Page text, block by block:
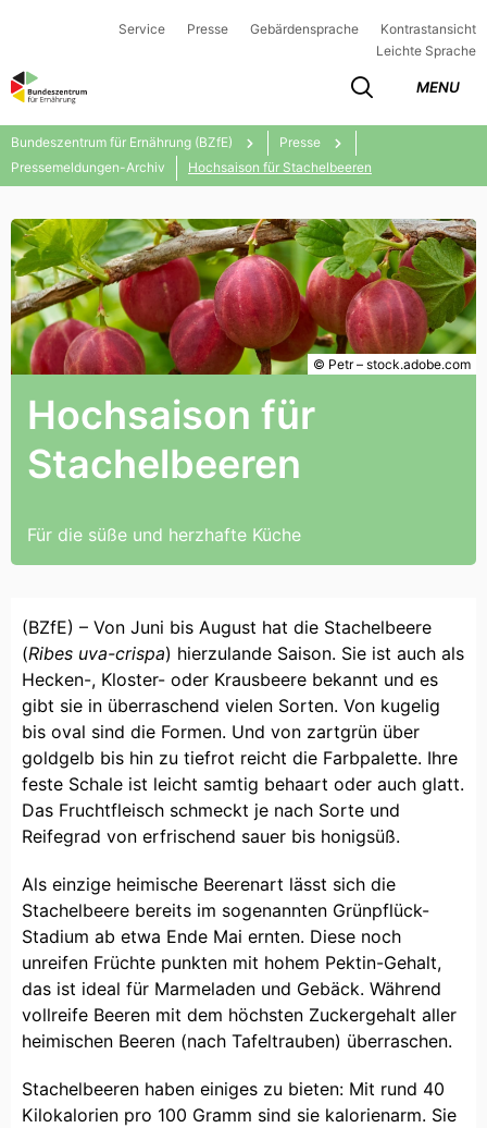
Service Presse Gebärdensprache
Kontrastansicht
Leichte Sprache
MENU
Bundeszentrum für Ernährung (BZfE)
Presse
Pressemeldungen-Archiv
Hochsaison für Stachelbeeren
Hochsaison für
Stachelbeeren
Für die süße und herzhafte Küche
© Petr – stock.adobe.com
(BZfE) – Von Juni bis August hat die Stachelbeere
(Ribes uva-crispa) hierzulande Saison. Sie ist auch als
Hecken-, Kloster- oder Krausbeere bekannt und es
gibt sie in überraschend vielen Sorten. Von kugelig
bis oval sind die Formen. Und von zartgrün über
goldgelb bis hin zu tiefrot reicht die Farbpalette. Ihre
feste Schale ist leicht samtig behaart oder auch glatt.
Das Fruchtfleisch schmeckt je nach Sorte und
Reifegrad von erfrischend sauer bis honigsüß.
Als einzige heimische Beerenart lässt sich die
Stachelbeere bereits im sogenannten Grünpflück-
Stadium ab etwa Ende Mai ernten. Diese noch
unreifen Früchte punkten mit hohem Pektin-Gehalt,
das ist ideal für Marmeladen und Gebäck. Während
vollreife Beeren mit dem höchsten Zuckergehalt aller
heimischen Beeren (nach Tafeltrauben) überraschen.
Stachelbeeren haben einiges zu bieten: Mit rund 40
Kilokalorien pro 100 Gramm sind sie kalorienarm. Sie